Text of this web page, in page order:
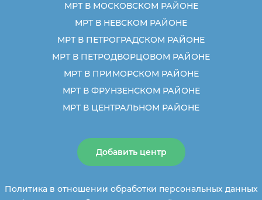
МРТ В МОСКОВСКОМ РАЙОНЕ
МРТ В НЕВСКОМ РАЙОНЕ
МРТ В ПЕТРОГРАДСКОМ РАЙОНЕ
МРТ В ПЕТРОДВОРЦОВОМ РАЙОНЕ
МРТ В ПРИМОРСКОМ РАЙОНЕ
МРТ В ФРУНЗЕНСКОМ РАЙОНЕ
МРТ В ЦЕНТРАЛЬНОМ РАЙОНЕ
Добавить центр
Политика в отношении обработки персональных данных